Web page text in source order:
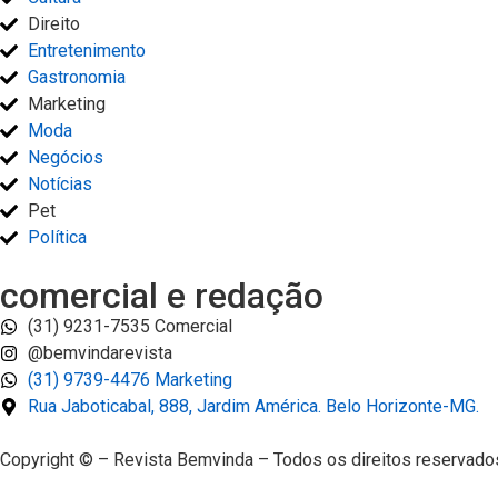
Direito
Entretenimento
Gastronomia
Marketing
Moda
Negócios
Notícias
Pet
Política
comercial e redação
(31) 9231-7535 Comercial
@bemvindarevista
(31) 9739-4476 Marketing
Rua Jaboticabal, 888, Jardim América. Belo Horizonte-MG.
Copyright © – Revista Bemvinda – Todos os direitos